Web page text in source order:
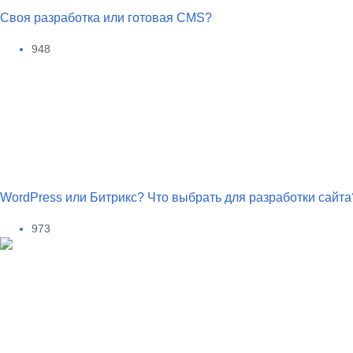
Своя разработка или готовая CMS?
948
WordPress или Битрикс? Что выбрать для разработки
973